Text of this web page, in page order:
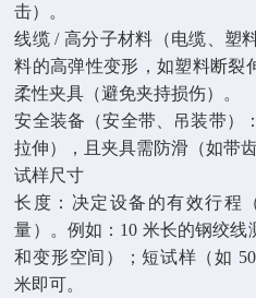
击）。
线缆 / 高分子材料（电缆、塑
料的高弹性变形，如塑料断裂
柔性夹具（避免夹持损伤）。
安全装备（安全带、吊装带）
拉伸），且夹具需防滑（如带
试样尺寸
长度：决定设备的有效行程
量）。例如：10 米长的钢绞线
和变形空间）；短试样（如
米即可。